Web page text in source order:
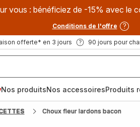
vous : bénéficiez de -15% avec le
Conditions de l'offre
offerte* en 3 jours 90 jours pour
Nos produitsNos accessoiresProduits
Choux fleur lardons bacon